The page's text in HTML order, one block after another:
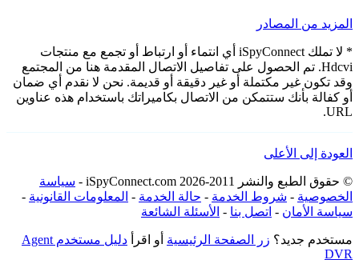
المزيد من المصادر
* لا تملك iSpyConnect أي انتماء أو ارتباط أو تجمع مع منتجات
Hdcvi. تم الحصول على تفاصيل الاتصال المقدمة هنا من المجتمع
وقد تكون غير مكتملة أو غير دقيقة أو قديمة. نحن لا نقدم أي ضمان
أو كفالة بأنك ستتمكن من الاتصال بكاميراتك باستخدام هذه عناوين
URL.
العودة إلى الأعلى
© حقوق الطبع والنشر 2011-2026 iSpyConnect.com -
سياسة
الخصوصية - شروط الخدمة - حالة الخدمة - المعلومات القانونية -
سياسة الأمان - اتصل بنا - الأسئلة الشائعة
مستخدم جديد؟ زر الصفحة الرئيسية أو اقرأ
دليل مستخدم Agent
DVR